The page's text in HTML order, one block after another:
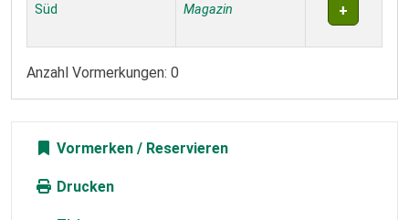
Süd
Magazin
Anzahl Vormerkungen: 0
Vormerken
Drucken